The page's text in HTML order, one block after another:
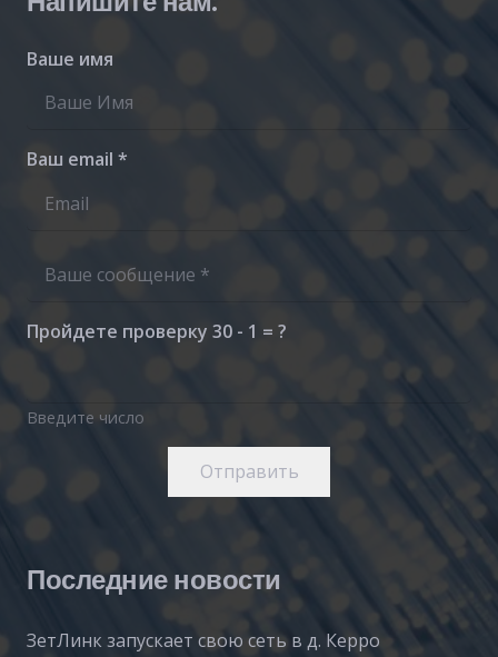
Ваше имя
Ваш email *
Пройдете проверку 30 - 1 = ?
Введите число
Отправить
Последние новости
ЗетЛинк запускает свою сеть в д. Керро